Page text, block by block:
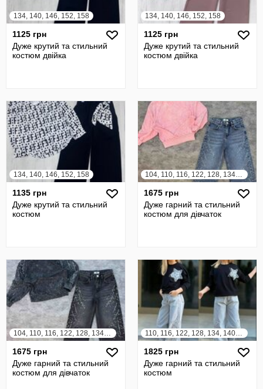
134, 140, 146, 152, 158
1125 грн
Дуже крутий та стильний
костюм двійка
134, 140, 146, 152, 158
1125 грн
Дуже крутий та стильний
костюм двійка
134, 140, 146, 152, 158
1135 грн
Дуже крутий та стильний
костюм
104, 110, 116, 122, 128, 134, 140, 146, 152
1675 грн
Дуже гарний та стильний
костюм для дівчаток
104, 110, 116, 122, 128, 134, 140, 146, 152
1675 грн
Дуже гарний та стильний
костюм для дівчаток
110, 116, 122, 128, 134, 140, 146, 152, 158
1825 грн
Дуже гарний та стильний
костюм